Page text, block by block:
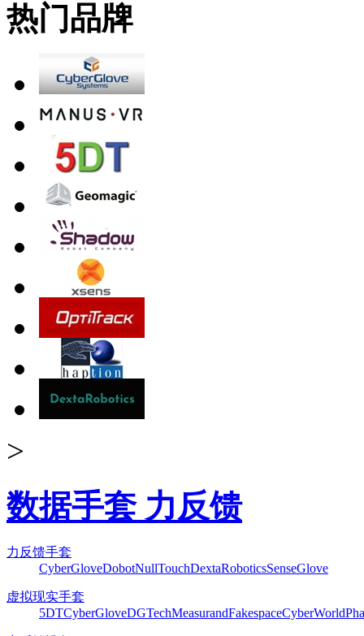
热门品牌
>
数据手套 力反馈
力反馈手套
CyberGloveDobotNullTouchDextaRoboticsSenseGlove
虚拟现实手套
5DTCyberGloveDGTechMeasurandFakespaceCyberWorld